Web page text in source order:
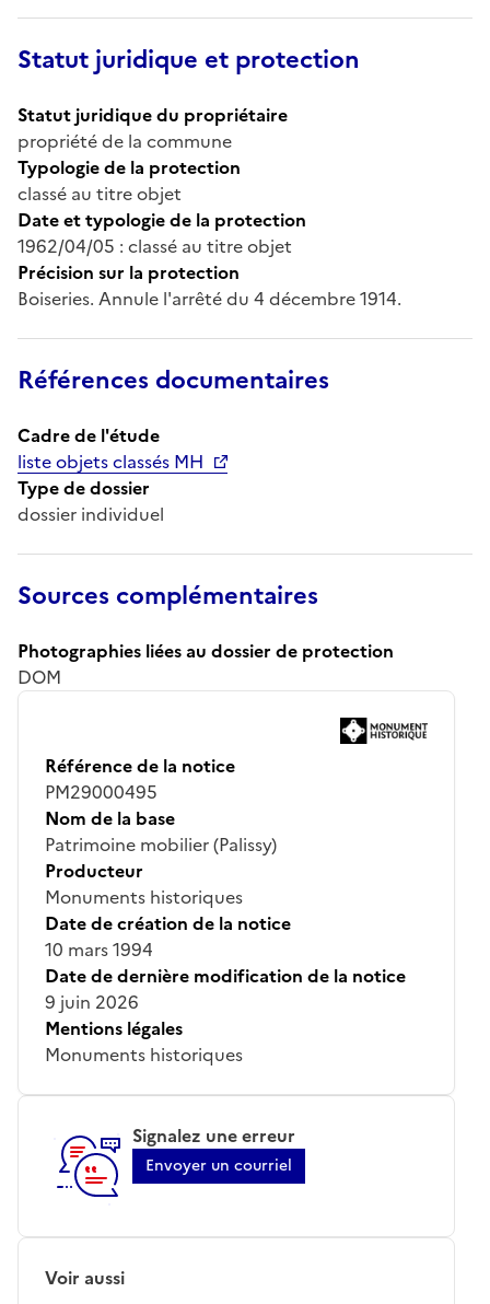
Statut juridique et protection
Statut juridique du propriétaire
propriété de la commune
Typologie de la protection
classé au titre objet
Date et typologie de la protection
1962/04/05 : classé au titre objet
Précision sur la protection
Boiseries. Annule l'arrêté du 4 décembre 1914.
Références documentaires
Cadre de l'étude
liste objets classés MH
Type de dossier
dossier individuel
Sources complémentaires
Photographies liées au dossier de protection
DOM
Référence de la notice
PM29000495
Nom de la base
Patrimoine mobilier (Palissy)
Producteur
Monuments historiques
Date de création de la notice
10 mars 1994
Date de dernière modification de la notice
9 juin 2026
Mentions légales
Monuments historiques
Signalez une erreur
Envoyer un courriel
Voir aussi